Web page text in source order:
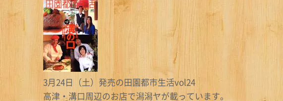
3月24日（土）発売の田園都市生活vol24
高津・溝口周辺のお店で潟潟ヤが載っています。